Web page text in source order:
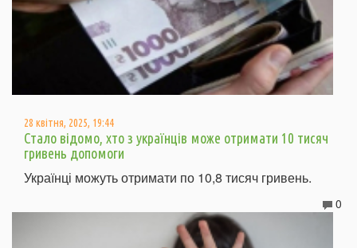
28 квітня, 2025, 19:44
Стало відомо, хто з українців може отримати 10 тисяч
гривень допомоги
Українці можуть отримати по 10,8 тисяч гривень.
0